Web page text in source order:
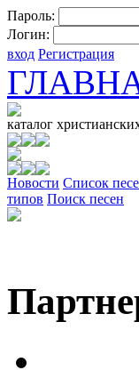
Пароль:
Логин:
вход Регистрация
каталог
Новости Cписок
типов Поиск песен